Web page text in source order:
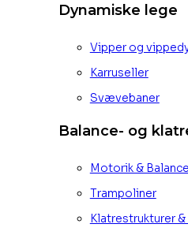
Dynamiske lege
Vipper og
Karruseller
Svævebaner
Balance- og
Motorik & Balance
Trampoliner
Klatrestrukturer